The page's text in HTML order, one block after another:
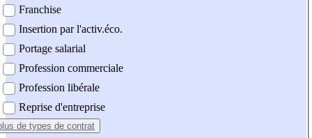
Franchise
Insertion par l'activ.éco.
Portage salarial
Profession commerciale
Profession libérale
Reprise d'entreprise
de types de contrat